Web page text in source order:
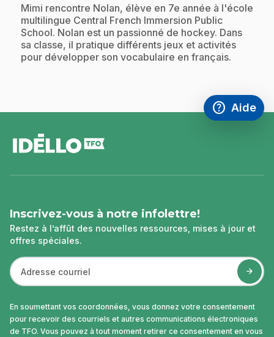
.Mimi rencontre Nolan, élève en 7e année à l'école
multilingue Central French Immersion Public
School. Nolan est un passionné de hockey. Dans
sa classe, il pratique différents jeux et activités
pour développer son vocabulaire en français.
help
Accéder à
Aide
,Ce lien
de
page
Inscrivez-vous à notre infolettre!
Restez à l’affût des nouvelles ressources, mises à jour et
offres spéciales.
En soumettant vos coordonnées, vous donnez votre consentement
pour recevoir des courriels et autres communications électroniques
de TFO. Vous pouvez à tout moment retirer ce consentement en vous